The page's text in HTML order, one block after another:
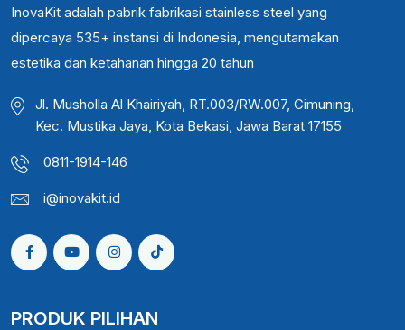
InovaKit adalah pabrik fabrikasi stainless steel yang
dipercaya 535+ instansi di Indonesia, mengutamakan
estetika dan ketahanan hingga 20 tahun
Jl. Musholla Al Khairiyah, RT.003/RW.007, Cimuning,
Kec. Mustika Jaya, Kota Bekasi, Jawa Barat 17155
0811-1914-146
i@inovakit.id
PRODUK PILIHAN